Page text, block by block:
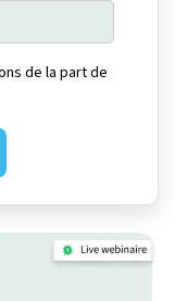
de la part de